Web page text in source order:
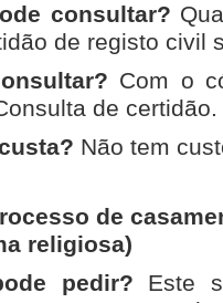
consultar?
de registo civil
Com o
de certidão.
Não tem
de
religiosa)
pedir? Este